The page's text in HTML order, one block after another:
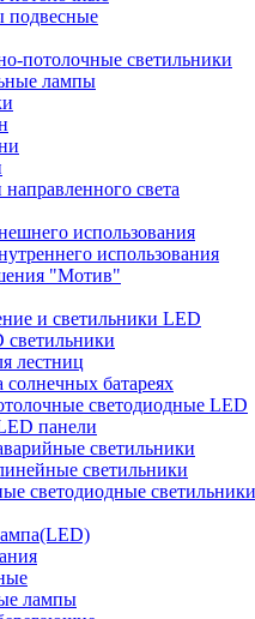
подвесные
потолочные светильники
лампы
света
использования
использования
"Мотив"
и светильники LED
лестниц
батареях
светодиодные LED
панели
светильники
светильники
светодиодные светильники
лампы